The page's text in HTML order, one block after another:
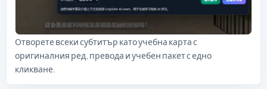
Отворете всеки субтитър като учебна карта с
оригиналния ред, превода и учебен пакет с едно
кликване.